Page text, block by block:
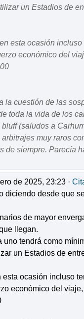
un Estadios de
esta ocasión
económico del
la cuestión de las
toda la vida de los
(saludos a
muy raros
de siempre. Parecía
de 2025, 23:23 ·
diciendo desde que
de mayor
llegan.
tendrá como
un Estadios de
ocasión incluso
económico del